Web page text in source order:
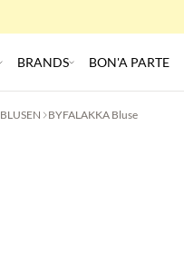
BRANDS BON'A PARTE
BLUSEN BYFALAKKA Bluse